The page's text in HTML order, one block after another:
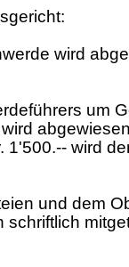
wird
um
1'500.-- wird
und dem
schriftlich